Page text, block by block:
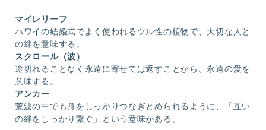
マイレリーフ
ハワイの結婚式でよく使われるツル性の植物で、大切な人と
の絆を意味する。
スクロール（波）
途切れることなく永遠に寄せては返すことから、永遠の愛を
意味する。
アンカー
荒波の中でも舟をしっかりつなぎとめられるように、「互い
の絆をしっかり繋ぐ」という意味がある。